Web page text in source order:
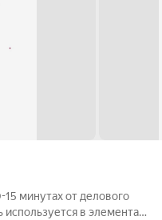
минутах от делового
в элементах